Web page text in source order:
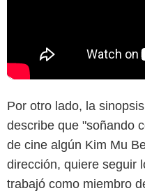
Por otro lado, la
describe que "soñando
de cine algún Kim Mu
dirección, quiere seguir
trabajó como miembro